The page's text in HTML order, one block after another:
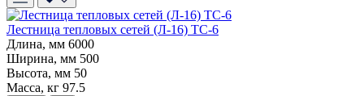
Лестница тепловых сетей (Л-16) ТС-6
Длина, мм 6000
Ширина, мм 500
Высота, мм 50
Масса, кг 97.5